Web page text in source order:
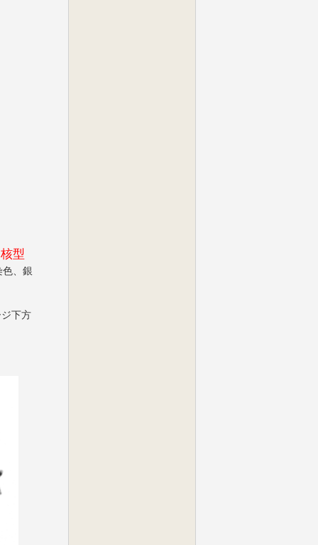
核型
、銀
下方